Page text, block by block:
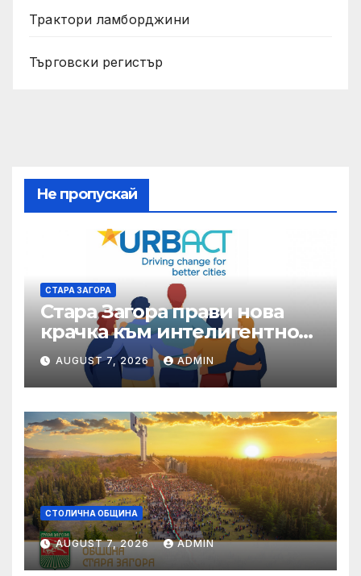
Трактори ламборджини
Търговски регистър
Не пропускай
СТАРА ЗАГОРА
Стара Загора прави нова
крачка към интелигентно
управление на местната
икономика
AUGUST 7, 2026 ADMIN
СТОЛИЧНА ОБЩИНА
AUGUST 7, 2026 ADMIN